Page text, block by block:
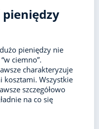
pieniędzy
pieniędzy nie
ciemno”.
charakteryzuje
kosztami. Wszystkie
szczegółowo
na co się